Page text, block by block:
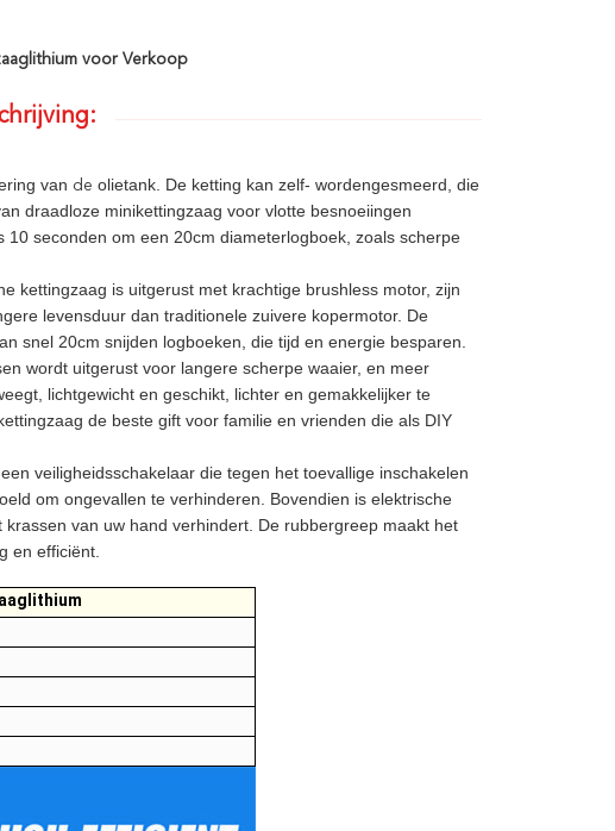
voor Verkoop
van de olietank. De ketting kan zelf- wordengesmeerd, die
draadloze minikettingzaag voor vlotte besnoeiingen
seconden om een 20cm diameterlogboek, zoals scherpe
kettingzaag is uitgerust met krachtige brushless motor, zijn
levensduur dan traditionele zuivere kopermotor. De
snel 20cm snijden logboeken, die tijd en energie besparen.
wordt uitgerust voor langere scherpe waaier, en meer
lichtgewicht en geschikt, lichter en gemakkelijker te
de beste gift voor familie en vrienden die als DIY
veiligheidsschakelaar die tegen het toevallige inschakelen
om ongevallen te verhinderen. Bovendien is elektrische
van uw hand verhindert. De rubbergreep maakt het
en efficiënt.